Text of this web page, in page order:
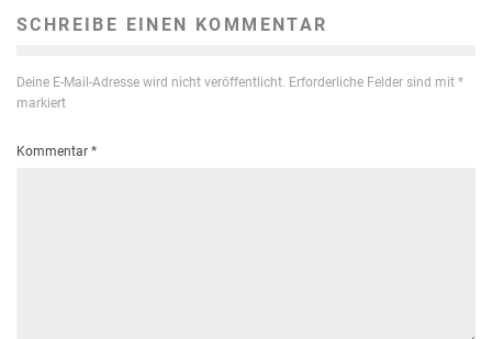
SCHREIBE EINEN KOMMENTAR
Deine E-Mail-Adresse wird nicht veröffentlicht. Erforderliche Felder sind mit *
markiert
Kommentar *